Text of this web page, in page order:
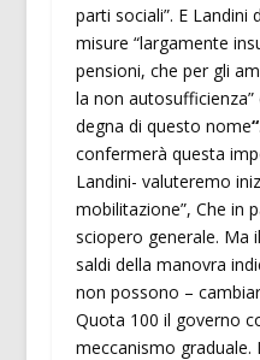
parti sociali”. E Landini
misure “largamente
pensioni, che per gli
la non
degna di questo nome“
confermerà questa
Landini- valuteremo
mobilitazione”, Che in
sciopero generale. Ma
saldi della manovra
non possono –
Quota 100 il governo
meccanismo graduale.